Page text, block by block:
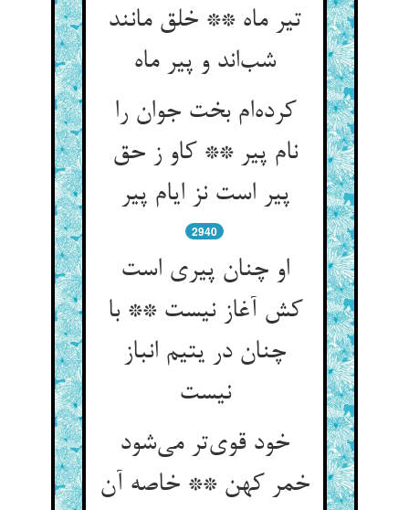
تیر ماه ** خلق مانند
کرده‌‌ام بخت جوان را
نام پیر ** کاو ز حق
پیر است نز ایام پیر
2940
او چنان پیری است
کش آغاز نیست ** با
چنان در یتیم انباز
نیست‌‌
خود قوی‌‌تر می‌‌شود
خمر کهن ** خاصه آن